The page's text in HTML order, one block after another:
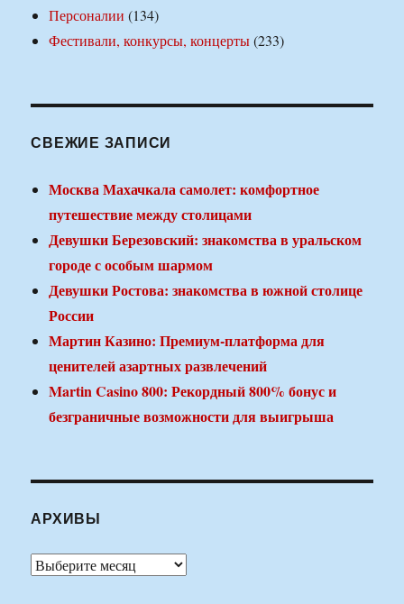
Персоналии (134)
Фестивали, конкурсы, концерты(233)
СВЕЖИЕ ЗАПИСИ
Москва Махачкала самолет: комфортное
путешествие между столицами
Девушки Березовский: знакомства в уральском
городе с особым шармом
Девушки Ростова: знакомства в южной столице
России
Мартин Казино: Премиум-платформа для
ценителей азартных развлечений
Martin Casino 800: Рекордный 800% бонус и
безграничные возможности для выигрыша
АРХИВЫ
Архивы